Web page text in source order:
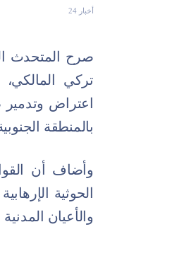
أخبار 24
صرح المتحدث
تركي
اعتراض وتدمير
بالمنطقة
وأضاف أن
الحوثية
والأعيان